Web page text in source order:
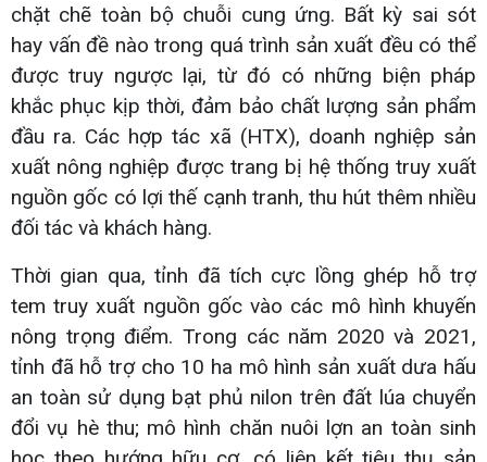
chặt chẽ toàn bộ chuỗi cung ứng. Bất kỳ sai sót
hay vấn đề nào trong quá trình sản xuất đều có thể
được truy ngược lại, từ đó có những biện pháp
khắc phục kịp thời, đảm bảo chất lượng sản phẩm
đầu ra. Các hợp tác xã (HTX), doanh nghiệp sản
xuất nông nghiệp được trang bị hệ thống truy xuất
nguồn gốc có lợi thế cạnh tranh, thu hút thêm nhiều
đối tác và khách hàng.
Thời gian qua, tỉnh đã tích cực lồng ghép hỗ trợ
tem truy xuất nguồn gốc vào các mô hình khuyến
nông trọng điểm. Trong các năm 2020 và 2021,
tỉnh đã hỗ trợ cho 10 ha mô hình sản xuất dưa hấu
an toàn sử dụng bạt phủ nilon trên đất lúa chuyển
đổi vụ hè thu; mô hình chăn nuôi lợn an toàn sinh